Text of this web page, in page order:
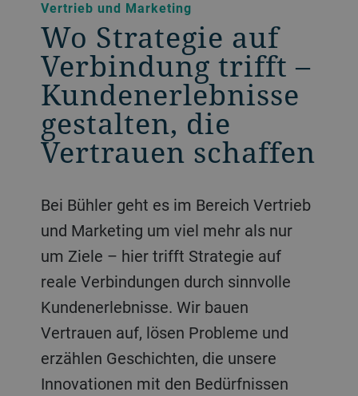
Vertrieb und Marketing
Wo Strategie auf
Verbindung trifft –
Kundenerlebnisse
gestalten, die
Vertrauen schaffen
Bei Bühler geht es im Bereich Vertrieb
und Marketing um viel mehr als nur
um Ziele – hier trifft Strategie auf
reale Verbindungen durch sinnvolle
Kundenerlebnisse. Wir bauen
Vertrauen auf, lösen Probleme und
erzählen Geschichten, die unsere
Innovationen mit den Bedürfnissen